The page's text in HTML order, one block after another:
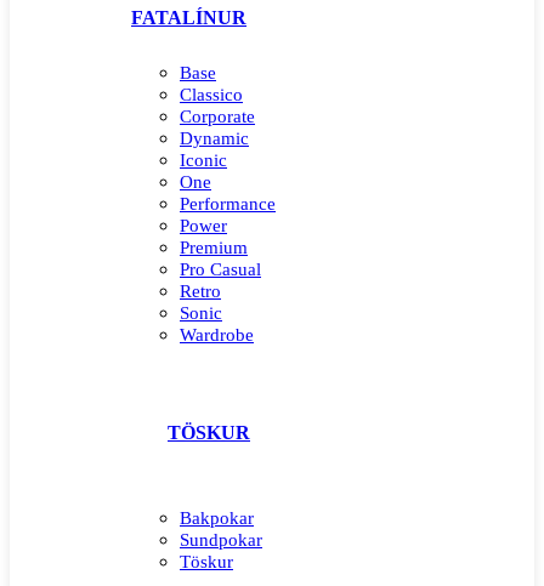
FATALÍNUR
Base
Classico
Corporate
Dynamic
Iconic
One
Performance
Power
Premium
Pro Casual
Retro
Sonic
Wardrobe
TÖSKUR
Bakpokar
Sundpokar
Töskur